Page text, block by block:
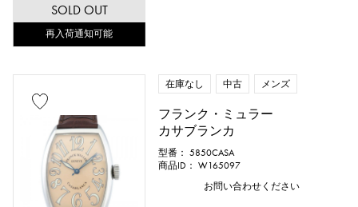
SOLD OUT
再入荷通知可能
在庫なし 中古 メンズ
フランク・ミュラー
カサブランカ
型番： 5850CASA
商品ID： W165097
お問い合わせください